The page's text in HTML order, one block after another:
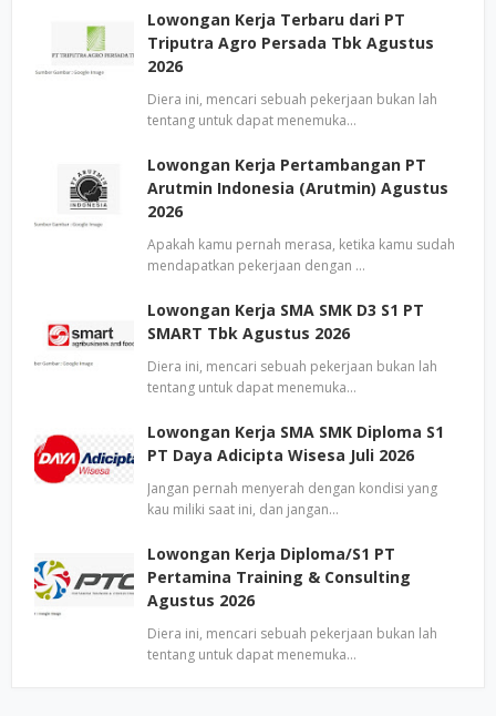
Lowongan Kerja Terbaru dari PT
Triputra Agro Persada Tbk Agustus
2026
Diera ini, mencari sebuah pekerjaan bukan lah
tentang untuk dapat menemuka…
Lowongan Kerja Pertambangan PT
Arutmin Indonesia (Arutmin) Agustus
2026
Apakah kamu pernah merasa, ketika kamu sudah
mendapatkan pekerjaan dengan …
Lowongan Kerja SMA SMK D3 S1 PT
SMART Tbk Agustus 2026
Diera ini, mencari sebuah pekerjaan bukan lah
tentang untuk dapat menemuka…
Lowongan Kerja SMA SMK Diploma S1
PT Daya Adicipta Wisesa Juli 2026
Jangan pernah menyerah dengan kondisi yang
kau miliki saat ini, dan jangan…
Lowongan Kerja Diploma/S1 PT
Pertamina Training & Consulting
Agustus 2026
Diera ini, mencari sebuah pekerjaan bukan lah
tentang untuk dapat menemuka…